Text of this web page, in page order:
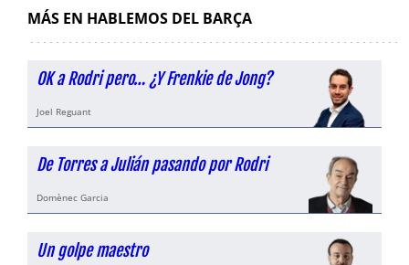
MÁS EN HABLEMOS DEL BARÇA
OK a Rodri pero… ¿Y Frenkie de Jong?
Joel Reguant
De Torres a Julián pasando por Rodri
Domènec Garcia
Un golpe maestro